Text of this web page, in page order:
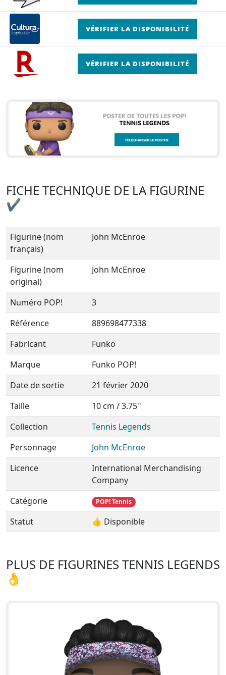
VÉRIFIER LA DISPONIBILITÉ
VÉRIFIER LA DISPONIBILITÉ
FICHE TECHNIQUE DE LA FIGURINE
✔
Figurine (nom
français)
John McEnroe
Figurine (nom
original)
John McEnroe
Numéro POP!
3
Référence
889698477338
Fabricant
Funko
Marque
Funko POP!
Date de sortie
21 février 2020
Taille
10 cm / 3.75''
Collection
Tennis Legends
Personnage
John McEnroe
Licence
International Merchandising
Company
Catégorie
POP! Tennis
Statut 👍 Disponible
PLUS DE FIGURINES TENNIS LEGENDS
👌